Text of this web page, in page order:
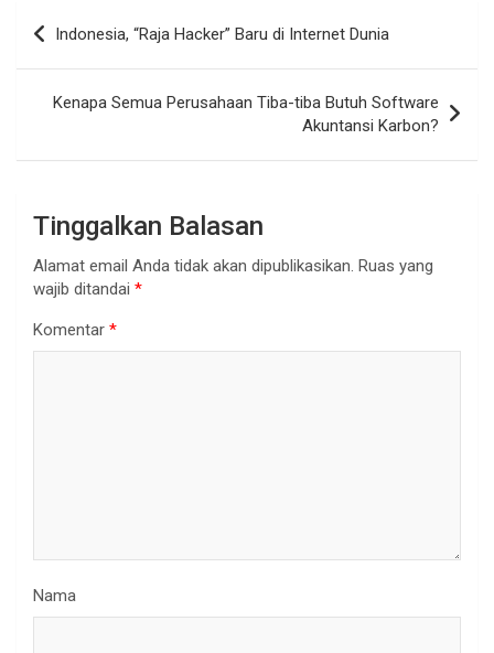
Navigasi
pos
Indonesia, “Raja Hacker” Baru di Internet Dunia
Kenapa Semua Perusahaan Tiba-tiba Butuh Software
Akuntansi Karbon?
Tinggalkan Balasan
Alamat email Anda tidak akan dipublikasikan. Ruas yang
wajib ditandai *
Komentar *
Nama